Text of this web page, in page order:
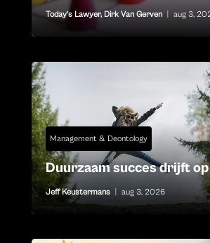
Today's Lawyer, Dirk Van Gerven aug 3,
Management & Deontology
Duurzaam succes drijft
Jeff Keustermans aug 3, 2026